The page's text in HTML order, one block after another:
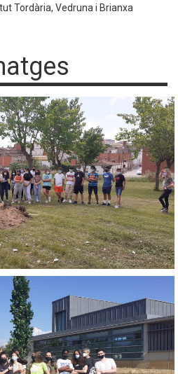
Tordària, Vedruna i Brianxa